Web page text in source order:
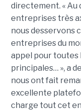
directement. « Au
entreprises très
nous desservons
entreprises du
appel pour toutes
principales… », a
nous ont fait
excellente
charge tout cet